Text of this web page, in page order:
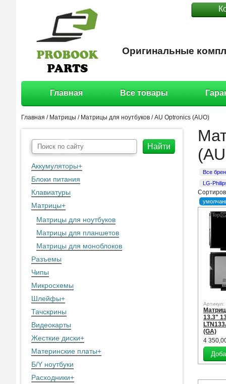
Оригинальные
Главная Все товары
Найти
Аккумуляторы+
Блоки питания
Клавиатуры
Матрицы+
Матрицы для ноутбуков
Матрицы для планшетов
Матрицы для моноблоков
Разъемы
Чипы
Микросхемы
Шлейфы+
Тачскрины
Видеокарты
Жесткие диски+
Материнские платы+
Б/Y ноутбуки
Расходники+
Главная / Матрицы / Матрицы для ноутбуков /AU Optronics (AUO)
Все
LG-
Артикул:
13.3"
(GA)
4